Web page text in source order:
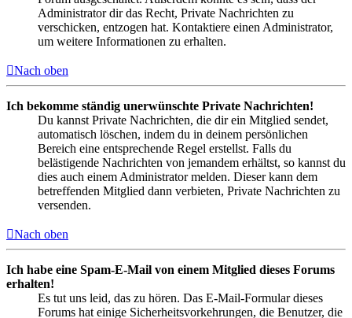
Administrator dir das Recht, Private Nachrichten zu
verschicken, entzogen hat. Kontaktiere einen Administrator,
um weitere Informationen zu erhalten.
Nach oben
Ich bekomme ständig unerwünschte Private Nachrichten!
Du kannst Private Nachrichten, die dir ein Mitglied sendet,
automatisch löschen, indem du in deinem persönlichen
Bereich eine entsprechende Regel erstellst. Falls du
belästigende Nachrichten von jemandem erhältst, so kannst du
dies auch einem Administrator melden. Dieser kann dem
betreffenden Mitglied dann verbieten, Private Nachrichten zu
versenden.
Nach oben
Ich habe eine Spam-E-Mail von einem Mitglied dieses Forums
erhalten!
Es tut uns leid, das zu hören. Das E-Mail-Formular dieses
Forums hat einige Sicherheitsvorkehrungen, die Benutzer, die